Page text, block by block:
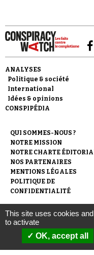
ANALYSES
Politique & société
International
Idées & opinions
CONSPIPÉDIA
QUI SOMMES-NOUS ?
NOTRE MISSION
NOTRE CHARTE
NOS PARTENAIRES
MENTIONS LÉGALES
POLITIQUE DE
CONFIDENTIALITÉ
© 2007-
l'Observatoire du
le soutien de la
This site uses cookies
to activate
OK, accept all